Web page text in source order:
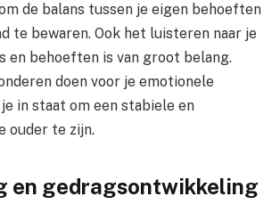
de balans tussen je eigen behoeften
te bewaren. Ook het luisteren naar je
en behoeften is van groot belang.
doen voor je emotionele
in staat om een stabiele en
ouder te zijn.
en gedragsontwikkeling